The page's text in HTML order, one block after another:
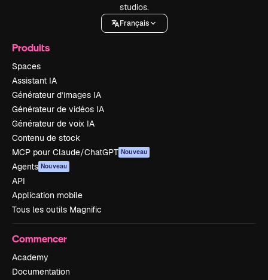
studios.
Français
Produits
Spaces
Assistant IA
Générateur d’images IA
Générateur de vidéos IA
Générateur de voix IA
Contenu de stock
MCP pour Claude/ChatGPT Nouveau
Agents Nouveau
API
Application mobile
Tous les outils Magnific
Commencer
Academy
Documentation